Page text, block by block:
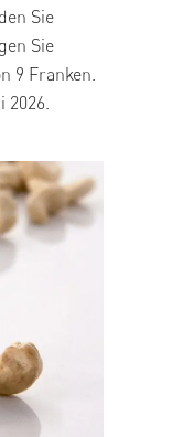
Sie
Sie
9 Franken.